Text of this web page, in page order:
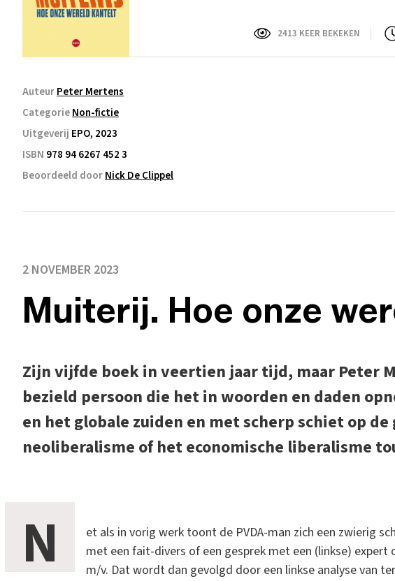
2413 KEER BEKEKEN
AuteurPeter Mertens
CategorieNon-fictie
Uitgeverij EPO, 2023
ISBN 978 94 6267 452 3
Beoordeeld doorNick De Clippel
2 NOVEMBER 2023
Muiterij. Hoe onze
Zijn vijfde boek in veertien jaar tijd, maar Peter
bezield persoon die het in woorden en daden
en het globale zuiden en met scherp schiet op
neoliberalisme of het economische liberalisme
N
et als in vorig werk toont de PVDA-man zich een zwierig
met een fait-divers of een gesprek met een (linkse)
m/v. Dat wordt dan gevolgd door een linkse analyse van